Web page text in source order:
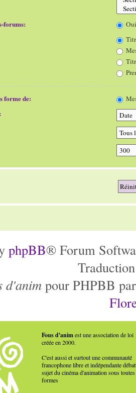
forums: Oui
forme de:
phpBB® Forum
d'anim pour PHPBB
Fous d'animest une association de loi
créée en 2000.
C'est aussi et surtout une communauté
francophone libre et indépendante
sujet du cinéma d'animation sous toutes
formes